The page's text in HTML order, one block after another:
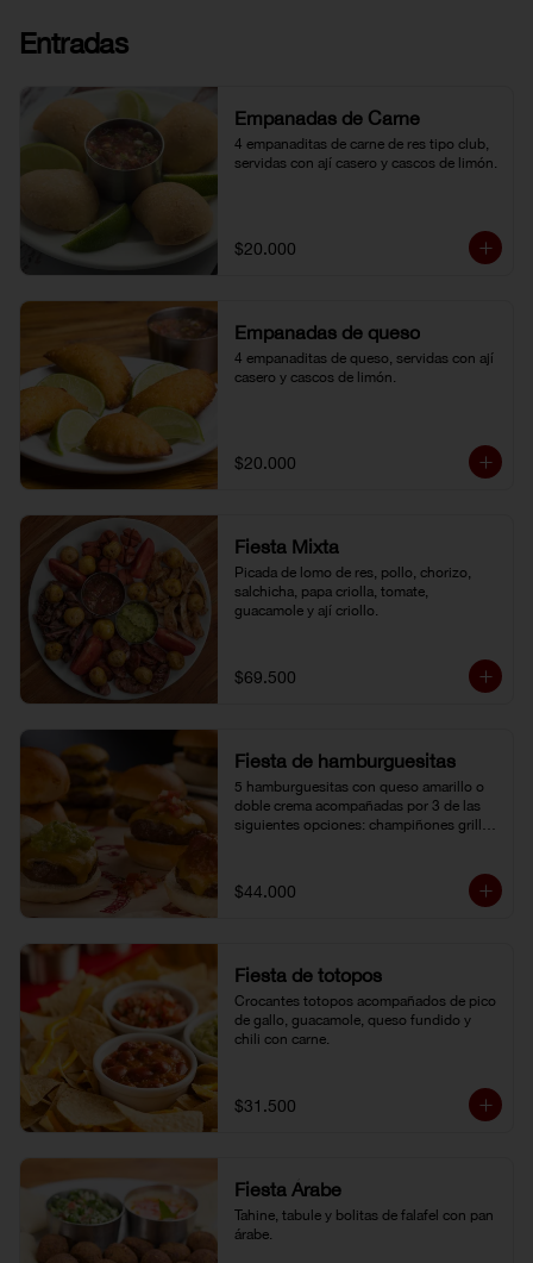
Entradas
Empanadas de Carne
4 empanaditas de carne de res tipo club,
servidas con ají casero y cascos de limón.
$20.000
Empanadas de queso
4 empanaditas de queso, servidas con ají
casero y cascos de limón.
$20.000
Fiesta Mixta
Picada de lomo de res, pollo, chorizo,
salchicha, papa criolla, tomate,
guacamole y ají criollo.
$69.500
Fiesta de hamburguesitas
5 hamburguesitas con queso amarillo o
doble crema acompañadas por 3 de las
siguientes opciones: champiñones grillé,
pimienta negra.
$44.000
Fiesta de totopos
Crocantes totopos acompañados de pico
de gallo, guacamole, queso fundido y
chili con carne.
$31.500
Fiesta Árabe
Tahine, tabule y bolitas de falafel con pan
árabe.